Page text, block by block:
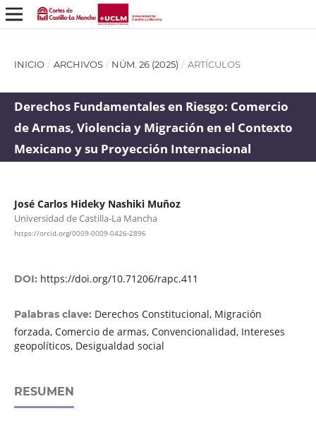
INICIO / ARCHIVOS / NÚM. 26 (2025) / ARTÍCULOS
Derechos Fundamentales en Riesgo: Comercio
de Armas, Violencia y Migración en el Contexto
Mexicano y su Proyección Internacional
José Carlos Hideky Nashiki Muñoz
Universidad de Castilla-La Mancha
https://orcid.org/0009-0009-0426-2896
DOI: https://doi.org/10.71206/rapc.411
Palabras clave: Derechos Constitucional, Migración
forzada, Comercio de armas, Convencionalidad, Intereses
geopolíticos, Desigualdad social
RESUMEN